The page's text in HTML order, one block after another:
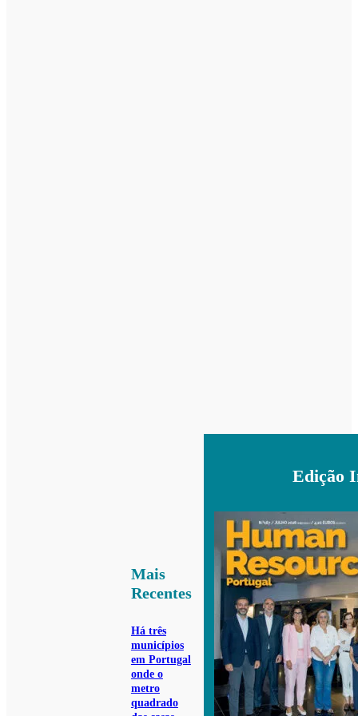
Mais
Recentes
Há três
municípios
em Portugal
onde o
metro
quadrado
Edição